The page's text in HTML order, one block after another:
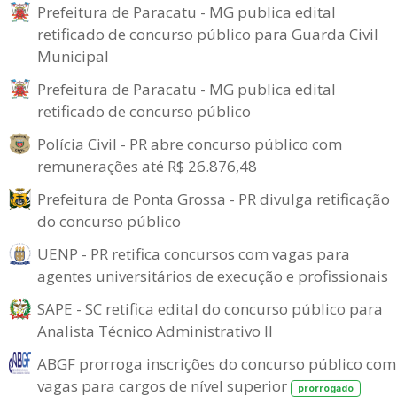
Prefeitura de Paracatu - MG publica edital
retificado de concurso público para Guarda Civil
Municipal
Prefeitura de Paracatu - MG publica edital
retificado de concurso público
Polícia Civil - PR abre concurso público com
remunerações até R$ 26.876,48
Prefeitura de Ponta Grossa - PR divulga retificação
do concurso público
UENP - PR retifica concursos com vagas para
agentes universitários de execução e profissionais
SAPE - SC retifica edital do concurso público para
Analista Técnico Administrativo II
ABGF prorroga inscrições do concurso público com
vagas para cargos de nível superior
prorrogado